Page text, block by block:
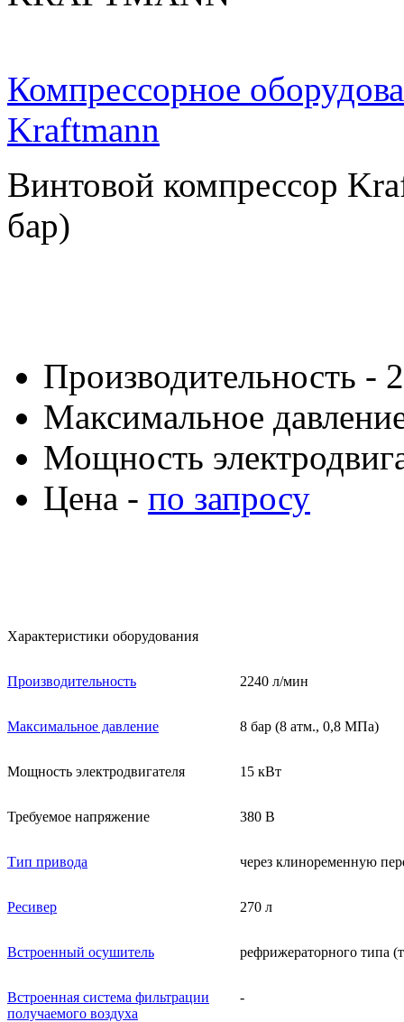
Компрессорное
Kraftmann
Винтовой компрессор
бар)
Производительность -
Максимальное
Мощность
Цена - по запросу
Характеристики оборудования
Производительность 2240 л/мин
Максимальное давление 8 бар (8 атм., 0,8 МПа)
Мощность электродвигателя 15 кВт
Требуемое напряжение 380 В
Тип привода через клиноременную
Ресивер 270 л
Встроенный осушитель рефрижераторного типа
Встроенная система фильтрации
получаемого воздуха
-